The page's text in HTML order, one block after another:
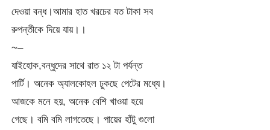
দেওয়া বন্ধ।আমার হাত খরচের যত টাকা সব
রুপন্তীকে দিয়ে যায়।।
~–
যাইহোক,বন্ধুদের সাথে রাত ১২ টা পর্যন্ত
পার্টি। অনেক অ্যালকোহল ঢুকছে পেটের মধ্যে।
আজকে মনে হয়, অনেক বেশি খাওয়া হয়ে
গেছে। বমি বমি লাগতেছে। পায়ের হাঁটু গুলো